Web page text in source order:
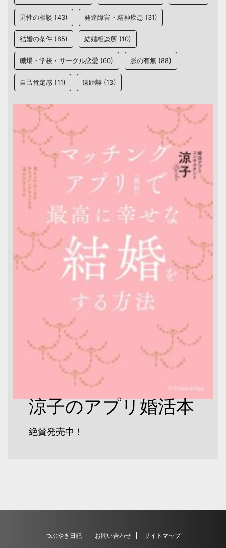
男性の相談 (43) 発達障害・精神疾患 (31)
結婚の条件 (85) 結婚相談所 (10)
職場・学校・サークル恋愛 (60) 脈の有無 (88)
自己肯定感 (11) 遠距離 (13)
涼子のアプリ婚活本
絶賛発売中！
つぶやき日記 お問い合わせ サイトマップ